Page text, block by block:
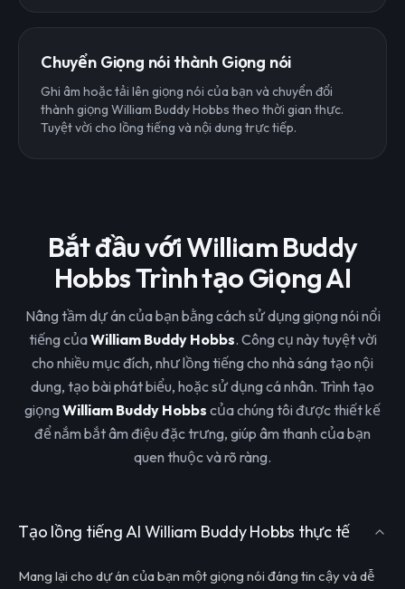
Chuyển Giọng nói thành Giọng nói
Ghi âm hoặc tải lên giọng nói của bạn và chuyển đổi
thành giọng William Buddy Hobbs theo thời gian thực.
Tuyệt vời cho lồng tiếng và nội dung trực tiếp.
Bắt đầu với William Buddy
Hobbs Trình tạo Giọng AI
Nâng tầm dự án của bạn bằng cách sử dụng giọng nói nổi
tiếng củaWilliam Buddy Hobbs. Công cụ này tuyệt vời
cho nhiều mục đích, như lồng tiếng cho nhà sáng tạo nội
dung, tạo bài phát biểu, hoặc sử dụng cá nhân. Trình tạo
giọng William Buddy Hobbs của chúng tôi được thiết kế
để nắm bắt âm điệu đặc trưng, giúp âm thanh của bạn
quen thuộc và rõ ràng.
Tạo lồng tiếng AI William Buddy Hobbs thực tế
Mang lại cho dự án của bạn một giọng nói đáng tin cậy và dễ